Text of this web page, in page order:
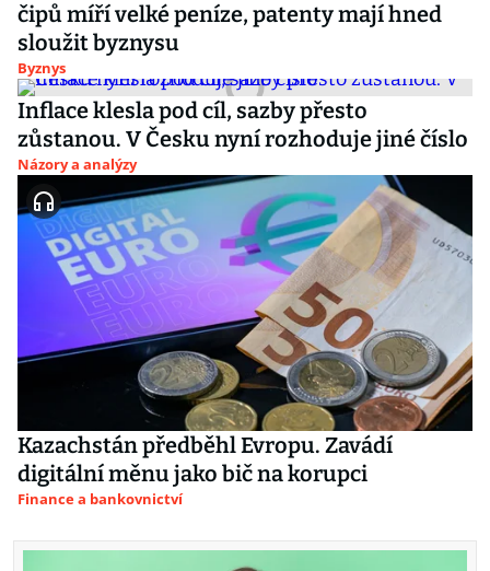
čipů míří velké peníze, patenty mají hned
sloužit byznysu
Byznys
Inflace klesla pod cíl, sazby přesto
zůstanou. V Česku nyní rozhoduje jiné číslo
Názory a analýzy
Kazachstán předběhl Evropu. Zavádí
digitální měnu jako bič na korupci
Finance a bankovnictví